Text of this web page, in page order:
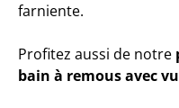
farniente.
Profitez aussi de notre
bain à remous avec